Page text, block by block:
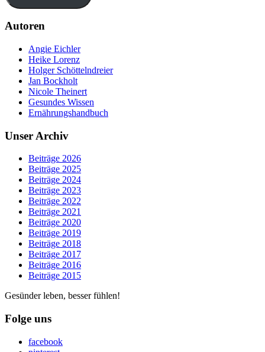
Autoren
Angie Eichler
Heike Lorenz
Holger Schöttelndreier
Jan Bockholt
Nicole Theinert
Gesundes Wissen
Ernährungshandbuch
Unser Archiv
Beiträge 2026
Beiträge 2025
Beiträge 2024
Beiträge 2023
Beiträge 2022
Beiträge 2021
Beiträge 2020
Beiträge 2019
Beiträge 2018
Beiträge 2017
Beiträge 2016
Beiträge 2015
Gesünder leben, besser fühlen!
Folge uns
facebook